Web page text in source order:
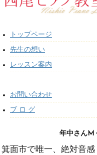
トップページ
先生の想い
レッスン案内
お問い合わせ
ブ ロ グ
年中さんM
箕面市で唯一、絶対音